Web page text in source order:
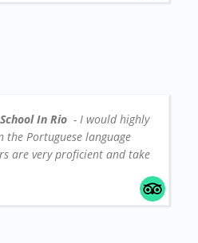
In Rio - I would highly
Portuguese language
are very proficient and take